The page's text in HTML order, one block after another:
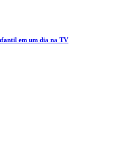
em um dia na TV